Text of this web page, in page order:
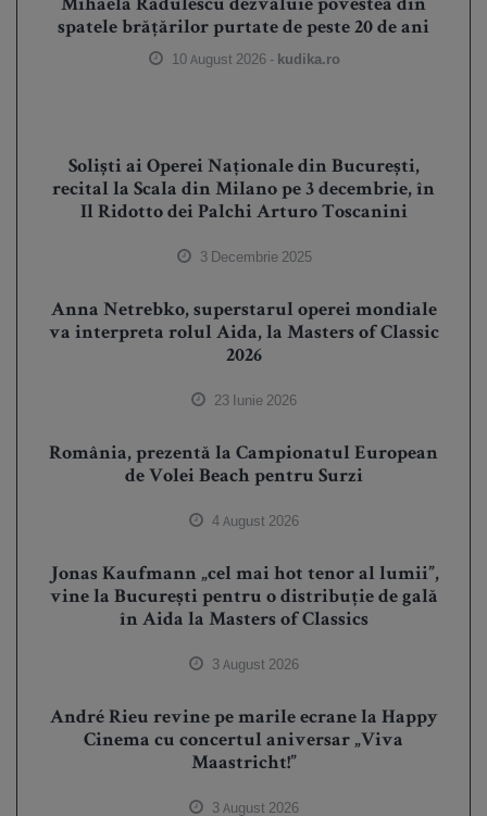
Mihaela Rădulescu dezvăluie povestea din
spatele brățărilor purtate de peste 20 de ani
10 August 2026 - kudika.ro
Soliști ai Operei Naționale din București,
recital la Scala din Milano pe 3 decembrie, în
Il Ridotto dei Palchi Arturo Toscanini
3 Decembrie 2025
Anna Netrebko, superstarul operei mondiale
va interpreta rolul Aida, la Masters of Classic
2026
23 Iunie 2026
România, prezentă la Campionatul European
de Volei Beach pentru Surzi
4 August 2026
Jonas Kaufmann „cel mai hot tenor al lumii”,
vine la București pentru o distribuție de gală
în Aida la Masters of Classics
3 August 2026
André Rieu revine pe marile ecrane la Happy
Cinema cu concertul aniversar „Viva
Maastricht!”
3 August 2026